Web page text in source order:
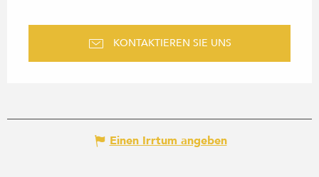
KONTAKTIEREN SIE UNS
Einen Irrtum angeben